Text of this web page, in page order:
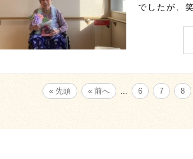
でしたが、
« 先頭 « 前へ 6 7 8